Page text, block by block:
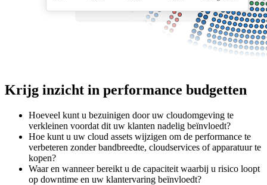
Krijg inzicht in performance budgetten
Hoeveel kunt u bezuinigen door uw cloudomgeving te
verkleinen voordat dit uw klanten nadelig beïnvloedt?
Hoe kunt u uw cloud assets wijzigen om de performance te
verbeteren zonder bandbreedte, cloudservices of apparatuur te
kopen?
Waar en wanneer bereikt u de capaciteit waarbij u risico loopt
op downtime en uw klantervaring beïnvloedt?